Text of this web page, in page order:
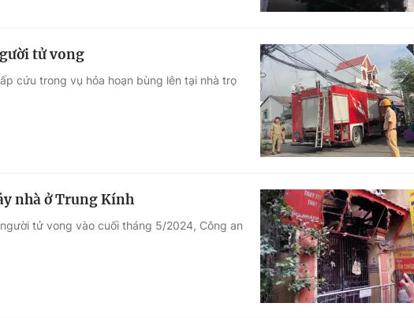
Học trực tuyến
Công nghệ
Hitech Công nghệ
Sản phẩm
Thị trường
Tư vấn
tử vong
cứu trong vụ hỏa hoạn bùng lên tại nhà trọ
nhà ở Trung Kính
tử vong vào cuối tháng 5/2024, Công an